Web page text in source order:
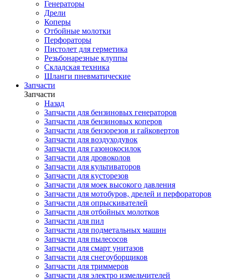
Генераторы
Дрели
Коперы
Отбойные молотки
Перфораторы
Пистолет для герметика
Резьбонарезные клуппы
Складская техника
Шланги пневматические
Запчасти
Запчасти
Назад
Запчасти для бензиновых генераторов
Запчасти для бензиновых коперов
Запчасти для бензорезов и гайковертов
Запчасти для воздуходувок
Запчасти для газонокосилок
Запчасти для дровоколов
Запчасти для культиваторов
Запчасти для кусторезов
Запчасти для моек высокого давления
Запчасти для мотобуров, дрелей и перфораторов
Запчасти для опрыскивателей
Запчасти для отбойных молотков
Запчасти для пил
Запчасти для подметальных машин
Запчасти для пылесосов
Запчасти для смарт унитазов
Запчасти для снегоуборщиков
Запчасти для триммеров
Запчасти для электро измельчителей